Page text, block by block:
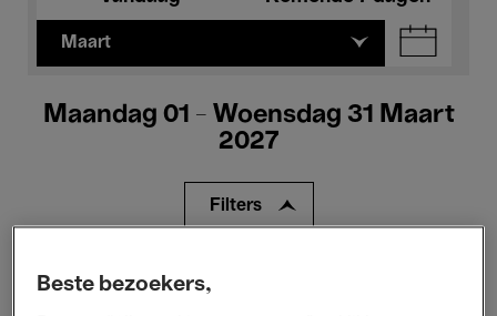
Maart
Maandag 01 - Woensdag 31 Maart
2027
Filters
Alle evenementen
Beste bezoekers,